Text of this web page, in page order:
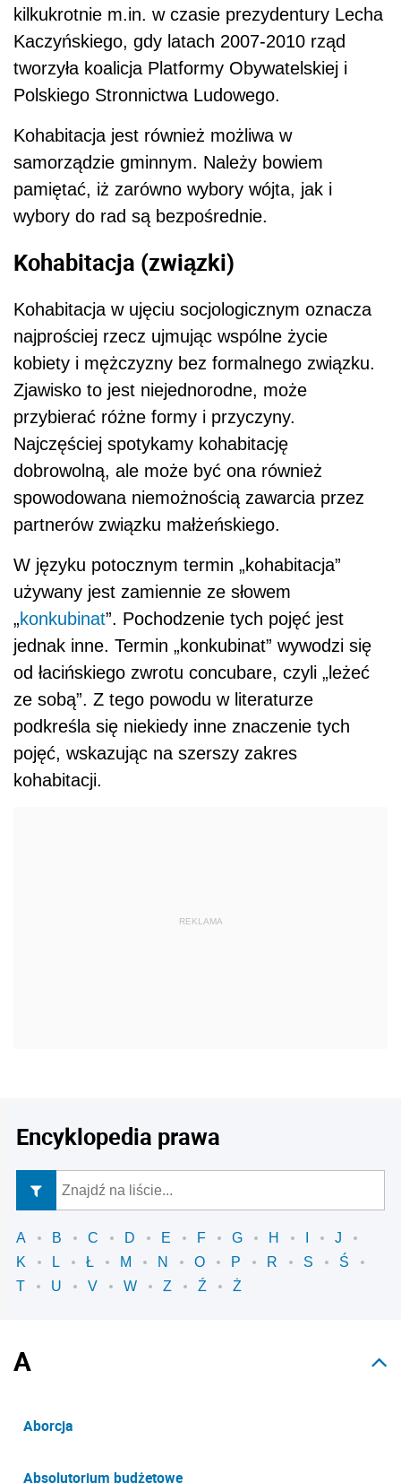
kilkukrotnie m.in. w czasie prezydentury Lecha
Kaczyńskiego, gdy latach 2007-2010 rząd
tworzyła koalicja Platformy Obywatelskiej i
Polskiego Stronnictwa Ludowego.
Kohabitacja jest również możliwa w
samorządzie gminnym. Należy bowiem
pamiętać, iż zarówno wybory wójta, jak i
wybory do rad są bezpośrednie.
Kohabitacja (związki)
Kohabitacja w ujęciu socjologicznym oznacza
najprościej rzecz ujmując wspólne życie
kobiety i mężczyzny bez formalnego związku.
Zjawisko to jest niejednorodne, może
przybierać różne formy i przyczyny.
Najczęściej spotykamy kohabitację
dobrowolną, ale może być ona również
spowodowana niemożnością zawarcia przez
partnerów związku małżeńskiego.
W języku potocznym termin „kohabitacja”
używany jest zamiennie ze słowem
„konkubinat”. Pochodzenie tych pojęć jest
jednak inne. Termin „konkubinat” wywodzi się
od łacińskiego zwrotu concubare, czyli „leżeć
ze sobą”. Z tego powodu w literaturze
podkreśla się niekiedy inne znaczenie tych
pojęć, wskazując na szerszy zakres
kohabitacji.
REKLAMA
Encyklopedia prawa
A B C D E F G H
J
K
L Ł M N O P R S
Ś
T
U V W Z Ź Ż
A
Aborcja
Absolutorium budżetowe